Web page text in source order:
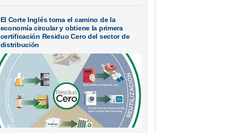
El Corte Inglés toma el camino de la
economía circular y obtiene la primera
certificación Residuo Cero del sector de
distribución